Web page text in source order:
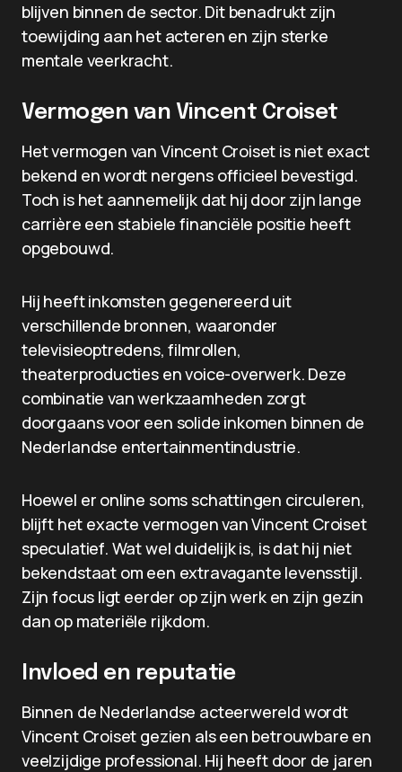
blijven binnen de sector. Dit benadrukt zijn
toewijding aan het acteren en zijn sterke
mentale veerkracht.
Vermogen van Vincent Croiset
Het vermogen van Vincent Croiset is niet exact
bekend en wordt nergens officieel bevestigd.
Toch is het aannemelijk dat hij door zijn lange
carrière een stabiele financiële positie heeft
opgebouwd.
Hij heeft inkomsten gegenereerd uit
verschillende bronnen, waaronder
televisieoptredens, filmrollen,
theaterproducties en voice-overwerk. Deze
combinatie van werkzaamheden zorgt
doorgaans voor een solide inkomen binnen de
Nederlandse entertainmentindustrie.
Hoewel er online soms schattingen circuleren,
blijft het exacte vermogen van Vincent Croiset
speculatief. Wat wel duidelijk is, is dat hij niet
bekendstaat om een extravagante levensstijl.
Zijn focus ligt eerder op zijn werk en zijn gezin
dan op materiële rijkdom.
Invloed en reputatie
Binnen de Nederlandse acteerwereld wordt
Vincent Croiset gezien als een betrouwbare en
veelzijdige professional. Hij heeft door de jaren